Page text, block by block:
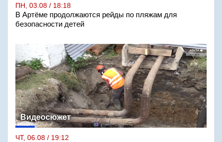
ПН, 03.08 / 18:18
В Артёме продолжаются рейды по пляжам для
безопасности детей
Видеосюжет
ЧТ, 06.08 / 19:12